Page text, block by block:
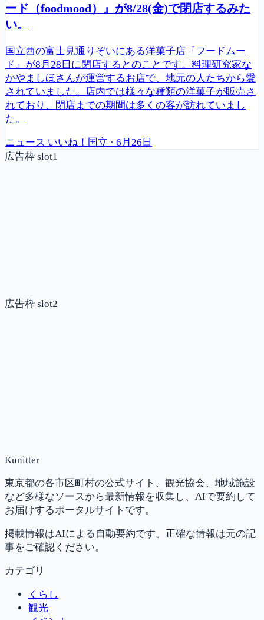
ード（foodmood）』が8/28(金)で閉店するみた
い。
国立西の富士見通りぞいにある洋菓子店『フードムー
ド』が8月28日に閉店するとのことです。料理研究家な
かやましほさんが運営するお店で、地元の人たちから愛
されていました。店内では様々な種類の洋菓子が販売さ
れており、閉店までの期間は多くの客が訪れていまし
た。
ニュース いいね！国立 · 6月26日
広告枠 slot1
広告枠 slot2
Kunitter
東京都の各市区町村の公式サイト、観光協会、地域施設
など多様なソースから最新情報を収集し、AIで要約して
お届けするポータルサイトです。
掲載情報はAIによる自動要約です。正確な情報は元の記
事をご確認ください。
カテゴリ
くらし
観光